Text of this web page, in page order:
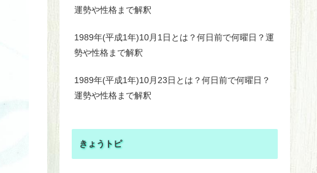
運勢や性格まで解釈
1989年(平成1年)10月1日とは？何日前で何曜日？運
勢や性格まで解釈
1989年(平成1年)10月23日とは？何日前で何曜日？
運勢や性格まで解釈
きょうトピ